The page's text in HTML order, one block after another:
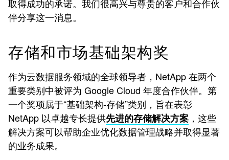
取得成功的承诺。我们很高兴与尊贵的客户和合作伙
伴分享这一消息。
存储和市场基础架构奖
作为云数据服务领域的全球领导者，NetApp 在两个
重要类别中被评为 Google Cloud 年度合作伙伴。第
一个奖项属于“基础架构-存储”类别，旨在表彰
NetApp 以卓越专长提供先进的存储解决方案 ，这些
解决方案可以帮助企业优化数据管理战略并取得显著
的业务成果。